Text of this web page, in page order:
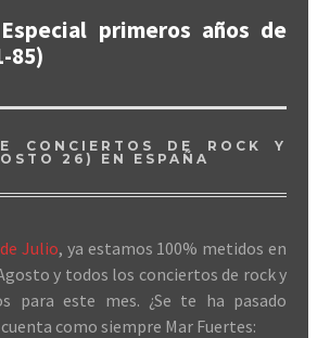
primeros años de
85)
CONCIERTOS DE ROCK Y
26) EN ESPAÑA
Julio, ya estamos 100% metidos en
y todos los conciertos de rock y
para este mes. ¿Se te ha pasado
como siempre Mar Fuertes: